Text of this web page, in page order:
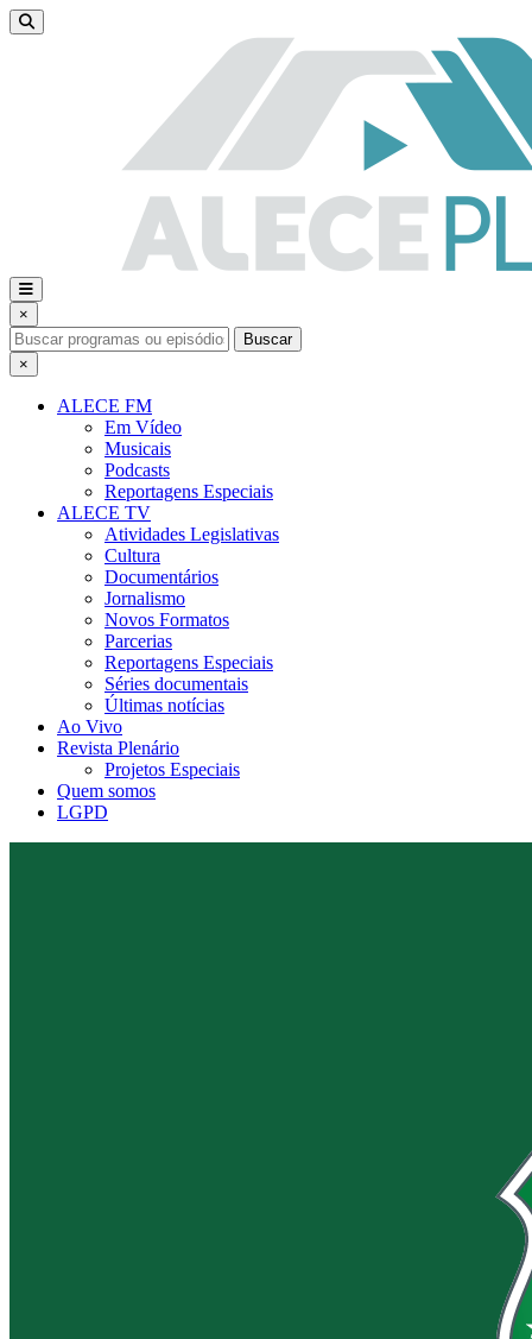
×
Buscar
×
ALECE FM
Em Vídeo
Musicais
Podcasts
Reportagens Especiais
ALECE TV
Atividades Legislativas
Cultura
Documentários
Jornalismo
Novos Formatos
Parcerias
Reportagens Especiais
Séries documentais
Últimas notícias
Ao Vivo
Revista Plenário
Projetos Especiais
Quem somos
LGPD